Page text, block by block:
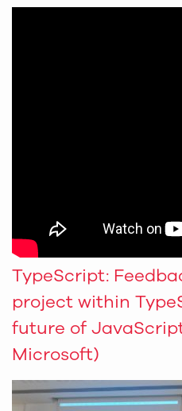
TypeScript:
project within
future of
Microsoft)